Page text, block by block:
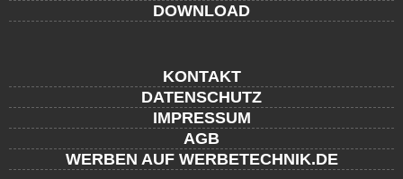
DOWNLOAD
KONTAKT
DATENSCHUTZ
IMPRESSUM
AGB
WERBEN AUF WERBETECHNIK.DE